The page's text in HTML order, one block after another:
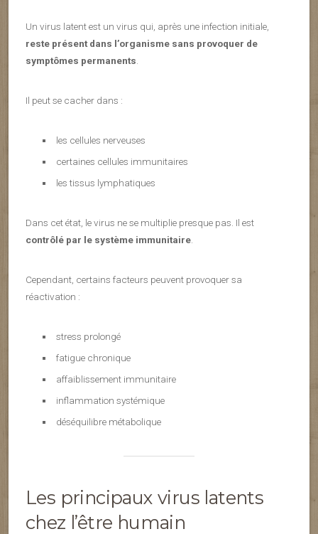
Un virus latent est un virus qui, après une infection initiale,
reste présent dans l’organisme sans provoquer de
symptômes permanents
Il peut se cacher dans :
les cellules nerveuses
certaines cellules immunitaires
les tissus lymphatiques
Dans cet état, le virus ne se multiplie presque pas. Il est
contrôlé par le système immunitaire
Cependant, certains facteurs peuvent provoquer sa
réactivation :
stress prolongé
fatigue chronique
affaiblissement immunitaire
inflammation systémique
déséquilibre métabolique
Les principaux virus latents
chez l’être humain